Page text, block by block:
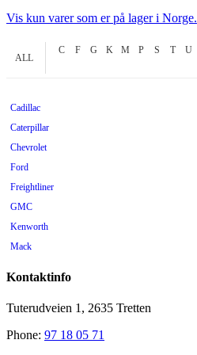
Vis kun varer som er på lager i Norge.
ALL
C F G K M P S T U
Cadillac
Caterpillar
Chevrolet
Ford
Freightliner
GMC
Kenworth
Mack
Peterbilt
Kontaktinfo
Tuterudveien 1, 2635 Tretten
Phone: 97 18 05 71